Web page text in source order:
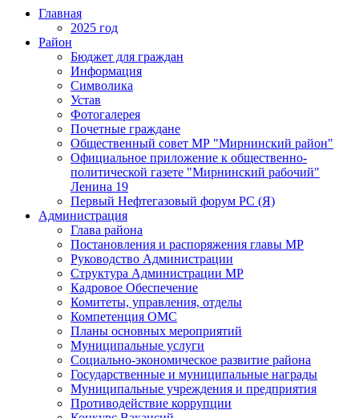
Главная
2025 год
Район
Бюджет для граждан
Информация
Символика
Устав
Фотогалерея
Почетные граждане
Общественный совет МР "Мирнинский район"
Официальное приложение к общественно-
политической газете "Мирнинский рабочий"
Ленина 19
Первый Нефтегазовый форум РС (Я)
Администрация
Глава района
Постановления и распоряжения главы МР
Руководство Администрации
Структура Администрации МР
Кадровое Обеспечение
Комитеты, управления, отделы
Компетенция ОМС
Планы основных мероприятий
Муниципальные услуги
Социально-экономическое развитие района
Государственные и муниципальные награды
Муниципальные учреждения и предприятия
Противодействие коррупции